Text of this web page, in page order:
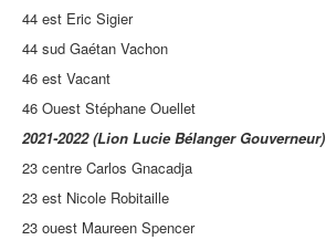
44 est Eric Sigier
44 sud Gaétan Vachon
46 est Vacant
46 Ouest Stéphane Ouellet
2021-2022 (Lion Lucie Bélanger Gouverneur)
23 centre Carlos Gnacadja
23 est Nicole Robitaille
23 ouest Maureen Spencer